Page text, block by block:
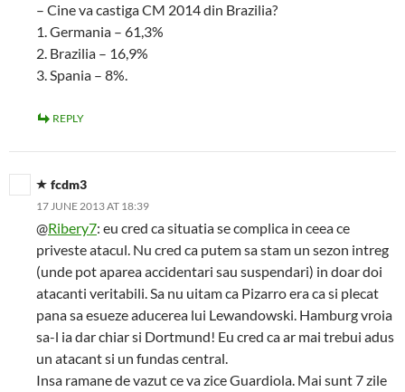
– Cine va castiga CM 2014 din Brazilia?
1. Germania – 61,3%
2. Brazilia – 16,9%
3. Spania – 8%.
REPLY
fcdm3
17 JUNE 2013 AT 18:39
@Ribery7: eu cred ca situatia se complica in ceea ce
priveste atacul. Nu cred ca putem sa stam un sezon intreg
(unde pot aparea accidentari sau suspendari) in doar doi
atacanti veritabili. Sa nu uitam ca Pizarro era ca si plecat
pana sa esueze aducerea lui Lewandowski. Hamburg vroia
sa-l ia dar chiar si Dortmund! Eu cred ca ar mai trebui adus
un atacant si un fundas central.
Insa ramane de vazut ce va zice Guardiola. Mai sunt 7 zile